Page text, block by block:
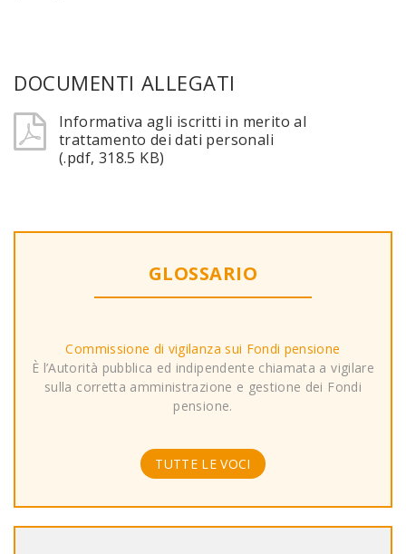
DOCUMENTI ALLEGATI
Informativa agli iscritti in merito al
trattamento dei dati personali
(.pdf, 318.5 KB)
GLOSSARIO
Commissione di vigilanza sui Fondi pensione
È l’Autorità pubblica ed indipendente chiamata a vigilare
sulla corretta amministrazione e gestione dei Fondi
pensione.
TUTTE LE VOCI